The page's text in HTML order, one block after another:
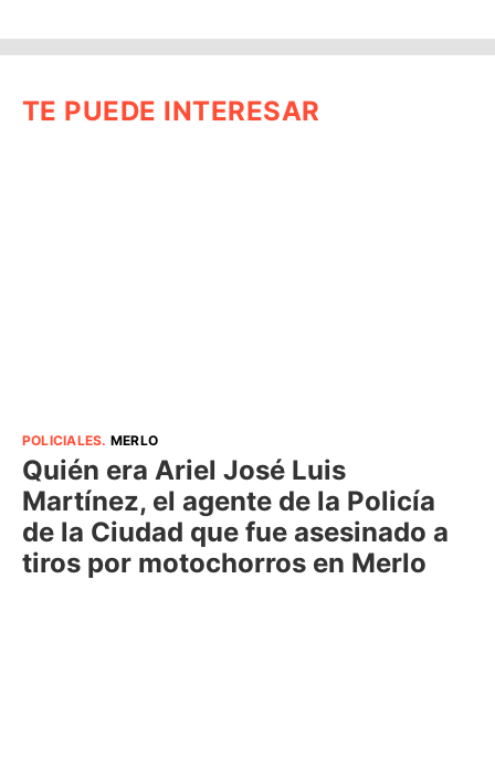
TE PUEDE INTERESAR
POLICIALES. MERLO
Quién era Ariel José Luis
Martínez, el agente de la Policía
de la Ciudad que fue asesinado a
tiros por motochorros en Merlo